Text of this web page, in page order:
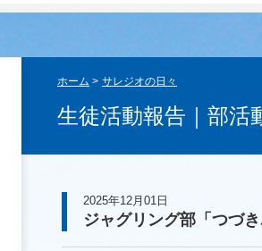
ホーム > サレジオの日々
生徒活動報告｜部活
2025年12月01日
ジャグリング部「つづ